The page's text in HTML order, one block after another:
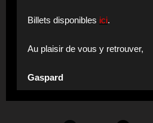
Billets disponibles ici.
Au plaisir de vous y retrouver,
Gaspard